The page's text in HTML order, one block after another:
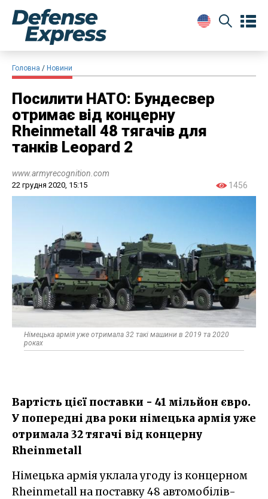
Головна Новини
Посилити НАТО: Бундесвер
отримає від концерну
Rheinmetall 48 тягачів для
танків Leopard 2
www.armyrecognition.com
22 грудня 2020, 15:15 1456
Німецька армія уже отримала 32 такі машини в 2019 та 2020
роках
Вартість цієї поставки - 41 мільйон євро.
У попередні два роки німецька армія уже
отримала 32 тягачі від концерну
Rheinmetall
Німецька армія уклала угоду із концерном
Rheinmetall на поставку 48 автомобілів-